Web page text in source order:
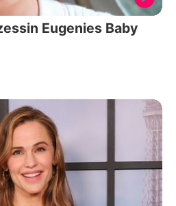
Eugenies Baby